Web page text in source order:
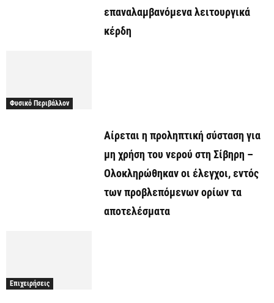
επαναλαμβανόμενα λειτουργικά
κέρδη
Φυσικό Περιβάλλον
Αίρεται η προληπτική σύσταση για
μη χρήση του νερού στη Σίβηρη –
Ολοκληρώθηκαν οι έλεγχοι, εντός
των προβλεπόμενων ορίων τα
αποτελέσματα
Επιχειρήσεις